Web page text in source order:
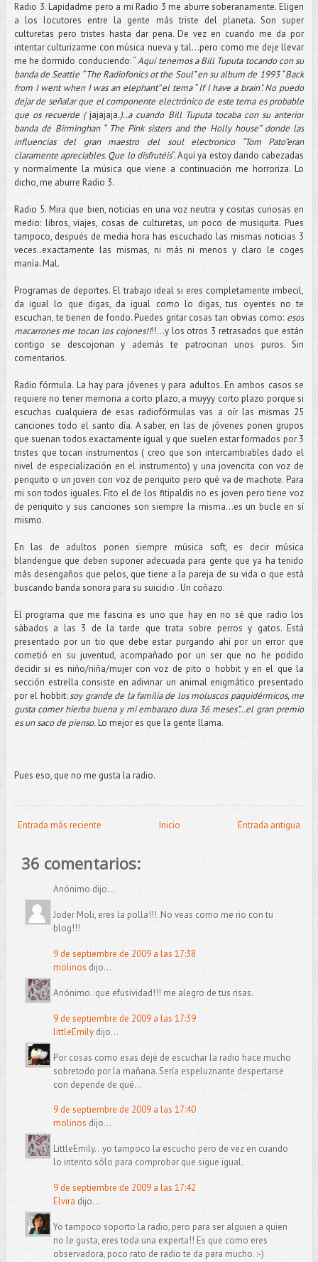
Radio 3. Lapidadme pero a mi Radio 3 me aburre soberanamente. Eligen
a los locutores entre la gente más triste del planeta. Son super
culturetas pero tristes hasta dar pena. De vez en cuando me da por
intentar culturizarme con música nueva y tal…pero como me deje llevar
me he dormido conduciendo: “Aquí tenemos a Bill Tuputa tocando con su
banda de Seattle “ The Radiofonics ot the Soul” en su album de 1993 “ Back
from I went when I was an elephant” el tema “ If I have a brain". No puedo
dejar de señalar que el componente electrónico de este tema es probable
que os recuerde (jajajaja.)..a cuando Bill Tuputa tocaba con su anterior
banda de Birminghan “ The Pink sisters and the Holly house” donde las
influencias del gran maestro del soul electronico “Tom Pato”eran
claramente apreciables. Que lo disfrutéis”. Aquí ya estoy dando cabezadas
y normalmente la música que viene a continuación me horroriza. Lo
dicho, me aburre Radio 3.
Radio 5. Mira que bien, noticias en una voz neutra y cositas curiosas en
medio: libros, viajes, cosas de culturetas, un poco de musiquita. Pues
tampoco, después de media hora has escuchado las mismas noticias 3
veces..exactamente las mismas, ni más ni menos y claro le coges
manía. Mal.
Programas de deportes. El trabajo ideal si eres completamente imbecil,
da igual lo que digas, da igual como lo digas, tus oyentes no te
escuchan, te tienen de fondo. Puedes gritar cosas tan obvias como: esos
macarrones me tocan los cojones!!!!...y los otros 3 retrasados que están
contigo se descojonan y además te patrocinan unos puros. Sin
comentarios.
Radio fórmula. La hay para jóvenes y para adultos. En ambos casos se
requiere no tener memoria a corto plazo, a muyyy corto plazo porque si
escuchas cualquiera de esas radiofórmulas vas a oír las mismas 25
canciones todo el santo día. A saber, en las de jóvenes ponen grupos
que suenan todos exactamente igual y que suelen estar formados por 3
tristes que tocan instrumentos ( creo que son intercambiables dado el
nivel de especialización en el instrumento) y una jovencita con voz de
periquito o un joven con voz de periquito pero qué va de machote. Para
mi son todos iguales. Fito el de los fitipaldis no es joven pero tiene voz
de periquito y sus canciones son siempre la misma…es un bucle en sí
mismo.
En las de adultos ponen siempre música soft, es decir música
blandengue que deben suponer adecuada para gente que ya ha tenido
más desengaños que pelos, que tiene a la pareja de su vida o que está
buscando banda sonora para su suicidio . Un coñazo.
El programa que me fascina es uno que hay en no sé que radio los
sábados a las 3 de la tarde que trata sobre perros y gatos. Está
presentado por un tio que debe estar purgando ahí por un error que
cometió en su juventud, acompañado por un ser que no he podido
decidir si es niño/niña/mujer con voz de pito o hobbit y en el que la
sección estrella consiste en adivinar un animal enigmático presentado
por el hobbit:soy grande de la familia de los moluscos paquidérmicos, me
gusta comer hierba buena y mi embarazo dura 36 meses”…el gran premio
es un saco de pienso.Lo mejor es que la gente llama.
Pues eso, que no me gusta la radio.
Entrada más reciente Entrada antigua
Inicio
36 comentarios:
Anónimo dijo...
Joder Moli, eres la polla!!!. No veas como me rio con tu
blog!!!
9 de septiembre de 2009 a las 17:38
molinos dijo...
Anónimo..que efusividad!!! me alegro de tus risas.
9 de septiembre de 2009 a las 17:39
littleEmilydijo...
Por cosas como esas dejé de escuchar la radio hace mucho
sobretodo por la mañana. Sería espeluznante despertarse
con depende de qué...
9 de septiembre de 2009 a las 17:40
molinos dijo...
LittleEmily...yo tampoco la escucho pero de vez en cuando
lo intento sólo para comprobar que sigue igual.
9 de septiembre de 2009 a las 17:42
Elvira dijo...
Yo tampoco soporto la radio, pero para ser alguien a quien
no le gusta, eres toda una experta!! Es que como eres
observadora, poco rato de radio te da para mucho. :-)